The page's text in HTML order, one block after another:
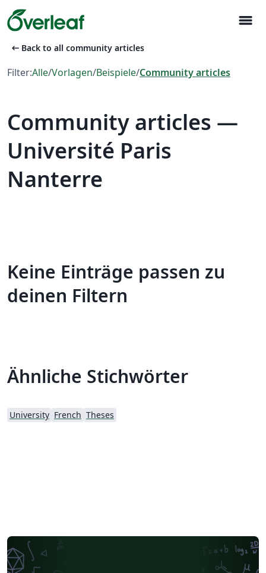
menu
arrow_left_alt Back to all community articles
Filter:Alle/Vorlagen/Beispiele/Community articles
Community articles —
Université Paris
Nanterre
Keine Einträge passen zu
deinen Filtern
Ähnliche Stichwörter
University French Theses